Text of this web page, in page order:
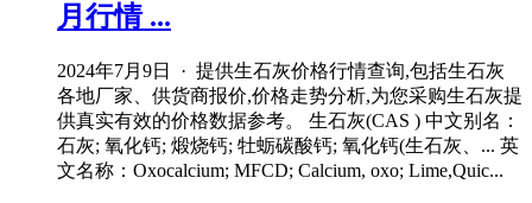
月行情 ...
2024年7月9日 · 提供生石灰价格行情查询,包括生石灰
各地厂家、供货商报价,价格走势分析,为您采购生石灰提
供真实有效的价格数据参考。 生石灰(CAS ) 中文别名：
石灰; 氧化钙; 煅烧钙; 牡蛎碳酸钙; 氧化钙(生石灰、... 英
文名称：Oxocalcium; MFCD; Calcium, oxo; Lime,Quic...